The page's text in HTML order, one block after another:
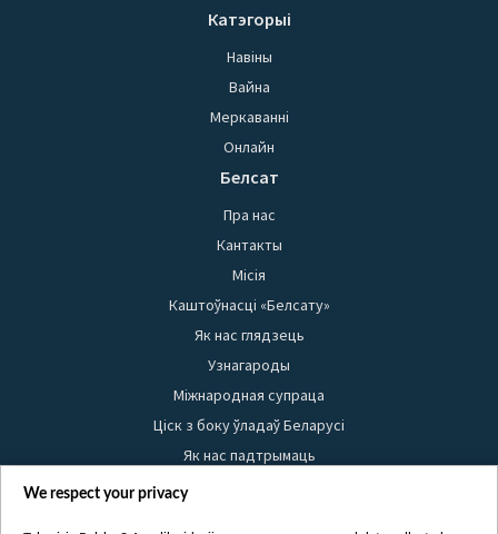
Катэгорыі
Навіны
Вайна
Меркаванні
Онлайн
Белсат
Пра нас
Кантакты
Місія
Каштоўнасці «Белсату»
Як нас глядзець
Узнагароды
Міжнародная супраца
Ціск з боку ўладаў Беларусі
Як нас падтрымаць
Правілы выкарыстання матэрыялаў
We respect your privacy